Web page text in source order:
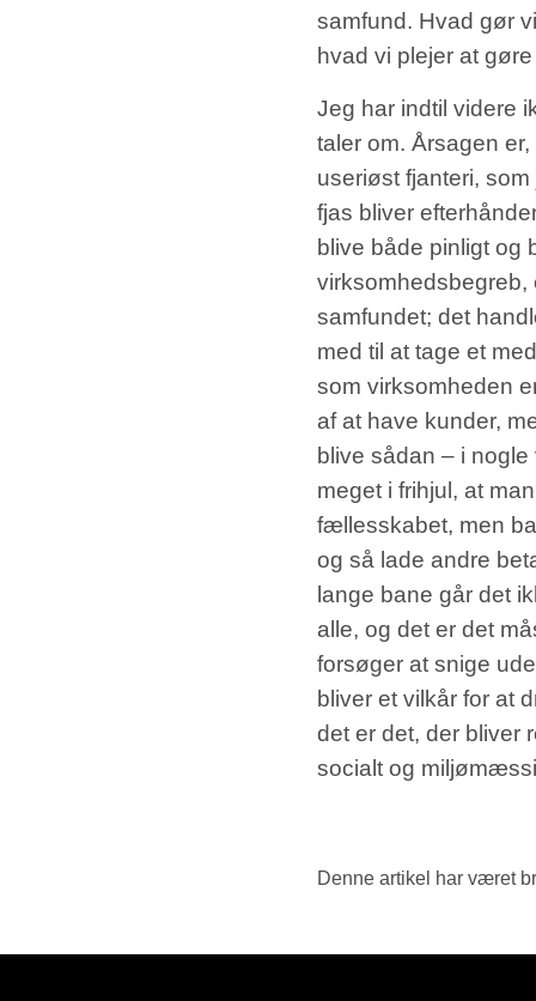
samfund. Hvad gør
hvad vi plejer at
Jeg har indtil videre
taler om. Årsagen
useriøst fjanteri,
fjas bliver
blive både pinligt og
virksomhedsbegreb,
samfundet; det
med til at tage et
som virksomheden
af at have kunder,
blive sådan – i
meget i frihjul, at
fællesskabet, men
og så lade andre
lange bane går det
alle, og det er det
forsøger at snige
bliver et vilkår for at
det er det, der bliver
socialt og
Denne artikel har været